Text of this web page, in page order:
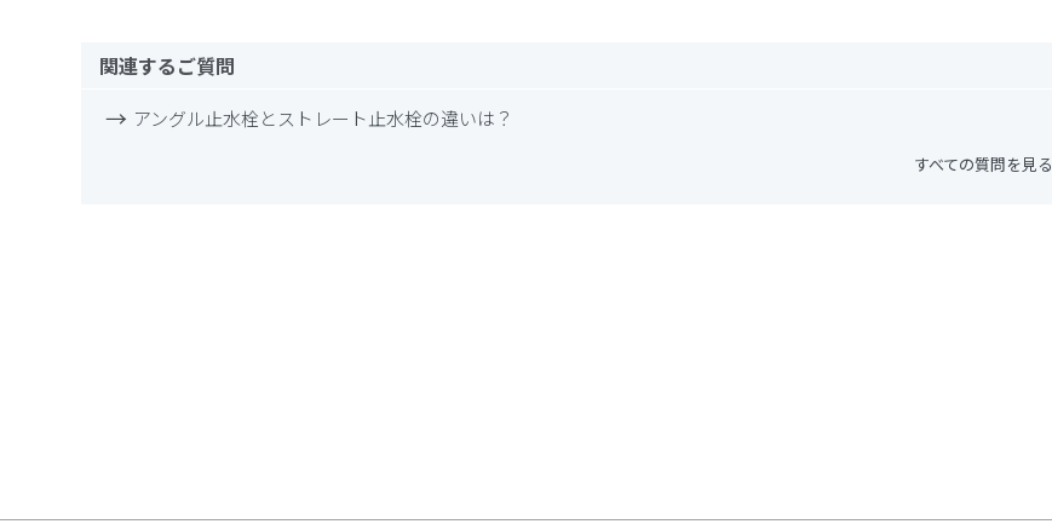
関連するご質問
アングル止水栓とストレート止水栓の違いは？
すべての質問を見る